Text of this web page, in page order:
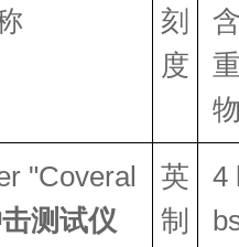
刻
度
"Coveral
测试仪
英
制
4